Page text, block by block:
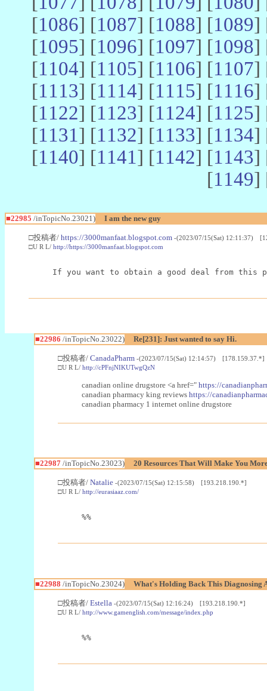
[1086] [1087] [1088] [1089]
[1095] [1096] [1097] [1098]
[1104] [1105] [1106] [1107]
[1113] [1114] [1115] [1116]
[1122] [1123] [1124] [1125]
[1131] [1132] [1133] [1134]
[1140] [1141] [1142] [1143]
[1149]
■22985 /inTopicNo.23021) I am the new guy
□投稿者/ https://3000manfaat.blogspot.com -(2023/07/15(Sat) 12:11:37)
□U R L/ http://https://3000manfaat.blogspot.com
If you want to obtain a good deal from this
■22986 /inTopicNo.23022) Re[231]: Just wanted to say Hi.
□投稿者/ CanadaPharm -(2023/07/15(Sat) 12:14:57) [178.159.37.*]
□U R L/ http://cPFnjNIKUTwgQzN
canadian online drugstore <a href=" https://
canadian pharmacy king reviews https://
canadian pharmacy 1 internet online drugstore
■22987/inTopicNo.23023) 20 Resources That Will Make You
□投稿者/ Natalie -(2023/07/15(Sat) 12:15:58) [193.218.190.*]
□U R L/ http://eurasiaaz.com/
%%
■22988 /inTopicNo.23024) What's Holding Back This Diagnosing
□投稿者/ Estella -(2023/07/15(Sat) 12:16:24) [193.218.190.*]
□U R L/ http://www.gamenglish.com/message/index.php
%%